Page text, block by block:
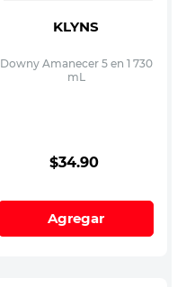
KLYNS
Downy Amanecer 5 en 1 730
mL
$34.90
Agregar